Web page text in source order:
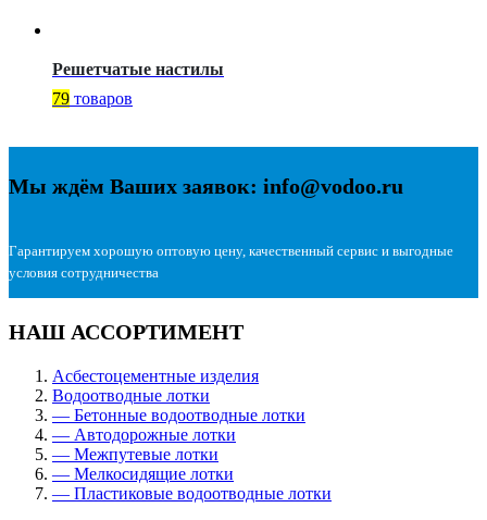
Решетчатые настилы
79 товаров
Мы ждём Ваших заявок: info@vodoo.ru
Гарантируем хорошую оптовую цену, качественный сервис и выгодные
условия сотрудничества
НАШ АССОРТИМЕНТ
Асбестоцементные изделия
Водоотводные лотки
— Бетонные водоотводные лотки
— Автодорожные лотки
— Межпутевые лотки
— Мелкосидящие лотки
— Пластиковые водоотводные лотки